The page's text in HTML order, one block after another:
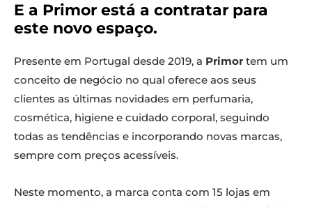
E a Primor está a contratar para
este novo espaço.
Presente em Portugal desde 2019, a Primor tem um
conceito de negócio no qual oferece aos seus
clientes as últimas novidades em perfumaria,
cosmética, higiene e cuidado corporal, seguindo
todas as tendências e incorporando novas marcas,
sempre com preços acessíveis.
Neste momento, a marca conta com 15 lojas em